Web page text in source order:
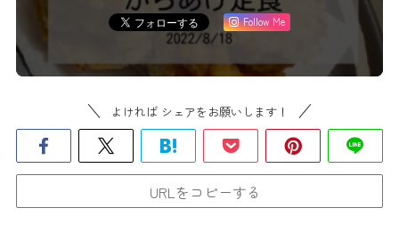
Follow Me
よければ シェアをお願いします！
URLをコピーする